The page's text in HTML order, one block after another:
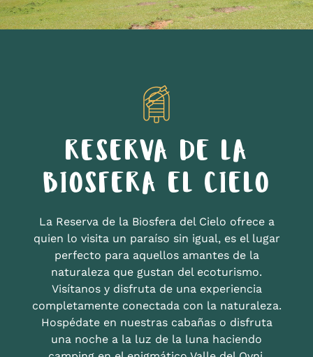
RESERVA DE LA
BIOSFERA EL CIELO
La Reserva de la Biosfera del Cielo ofrece a
quien lo visita un paraíso sin igual, es el lugar
perfecto para aquellos amantes de la
naturaleza que gustan del ecoturismo.
Visítanos y disfruta de una experiencia
completamente conectada con la naturaleza.
Hospédate en nuestras cabañas o disfruta
una noche a la luz de la luna haciendo